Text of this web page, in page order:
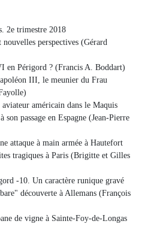
2e trimestre 2018
perspectives (Gérard
en Périgord ? (Francis A. Boddart)
III, le meunier du Frau
américain dans le Maquis
passage en Espagne (Jean-Pierre
attaque à main armée à Hautefort
tragiques à Paris (Brigitte et Gilles
-10. Un caractère runique gravé
découverte à Allemans (François
de vigne à Sainte-Foy-de-Longas